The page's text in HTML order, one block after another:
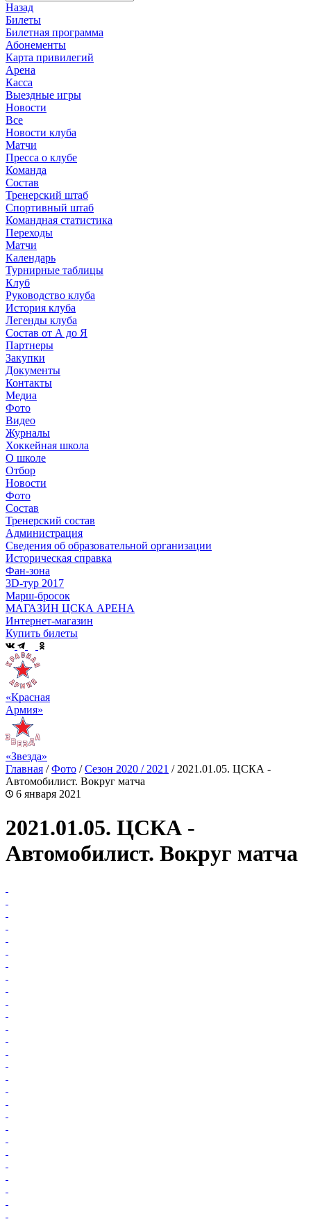
Назад
Билеты
Билетная программа
Абонементы
Карта привилегий
Арена
Касса
Выездные игры
Новости
Все
Новости клуба
Матчи
Пресса о клубе
Команда
Состав
Тренерский штаб
Спортивный штаб
Командная статистика
Переходы
Матчи
Календарь
Турнирные таблицы
Клуб
Руководство клуба
История клуба
Легенды клуба
Состав от А до Я
Партнеры
Закупки
Документы
Контакты
Медиа
Фото
Видео
Журналы
Хоккейная школа
О школе
Отбор
Новости
Фото
Состав
Тренерский состав
Администрация
Сведения об образовательной организации
Историческая справка
Фан-зона
3D-тур 2017
Марш-бросок
МАГАЗИН ЦСКА АРЕНА
Интернет-магазин
Купить билеты
«Красная
Армия»
«Звезда»
Главная /Фото /Сезон 2020 / 2021 / 2021.01.05. ЦСКА -
Автомобилист. Вокруг матча
6 января 2021
2021.01.05. ЦСКА -
Автомобилист. Вокруг матча